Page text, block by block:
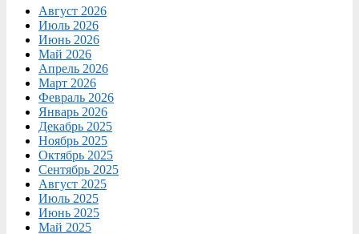
Август 2026
Июль 2026
Июнь 2026
Май 2026
Апрель 2026
Март 2026
Февраль 2026
Январь 2026
Декабрь 2025
Ноябрь 2025
Октябрь 2025
Сентябрь 2025
Август 2025
Июль 2025
Июнь 2025
Май 2025